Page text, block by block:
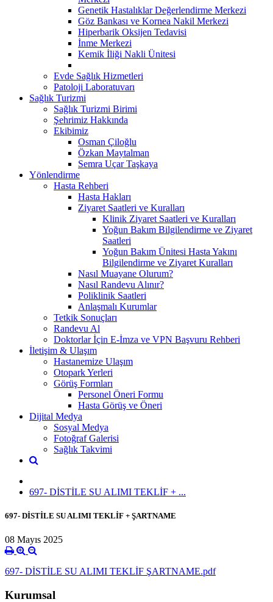
Genetik Hastalıklar Değerlendirme Merkezi
Göz Bankası ve Kornea Nakil Merkezi
Hiperbarik Oksijen Tedavisi
İnme Merkezi
Kemik İliği Nakli Ünitesi
Evde Sağlık Hizmetleri
Patoloji Laboratuvarı
Sağlık Turizmi
Sağlık Turizmi Birimi
Şehrimiz Hakkında
Ekibimiz
Osman Çiloğlu
Özkan Maytalman
Semra Uçar Taşkaya
Yönlendirme
Hasta Rehberi
Hasta Hakları
Ziyaret Saatleri ve Kuralları
Klinik Ziyaret Saatleri ve Kuralları
Yoğun Bakım Bilgilendirme ve Ziyaret
Saatleri
Yoğun Bakım Ünitesi Hasta Yakını
Bilgilendirme ve Ziyaret Kuralları
Nasıl Muayane Olurum?
Nasıl Randevu Alınır?
Poliklinik Saatleri
Anlaşmalı Kurumlar
Tetkik Sonuçları
Randevu Al
Doktorlar İçin E-İmza ve VPN Başvuru Rehberi
İletişim & Ulaşım
Hastanemize Ulaşım
Otopark Yerleri
Görüş Formları
Personel Öneri Formu
Hasta Görüş ve Öneri
Dijital Medya
Sosyal Medya
Fotoğraf Galerisi
Sağlık Takvimi
697- DİSTİLE SU ALIMI TEKLİF + ...
697- DİSTİLE SU ALIMI TEKLİF + ŞARTNAME
08 Mayıs 2025
697- DİSTİLE SU ALIMI TEKLİF ŞARTNAME.pdf
Kurumsal